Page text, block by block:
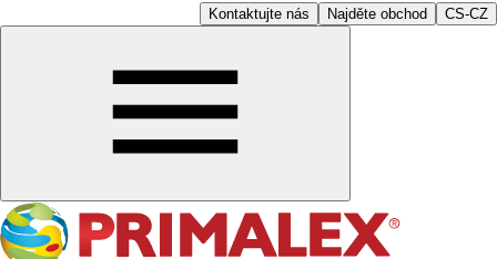
Kontaktujte nás Najděte obchod CS-CZ